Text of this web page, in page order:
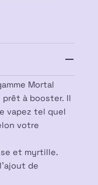
Mortal
prêt à booster. Il
vapez tel quel
votre
et myrtille.
de